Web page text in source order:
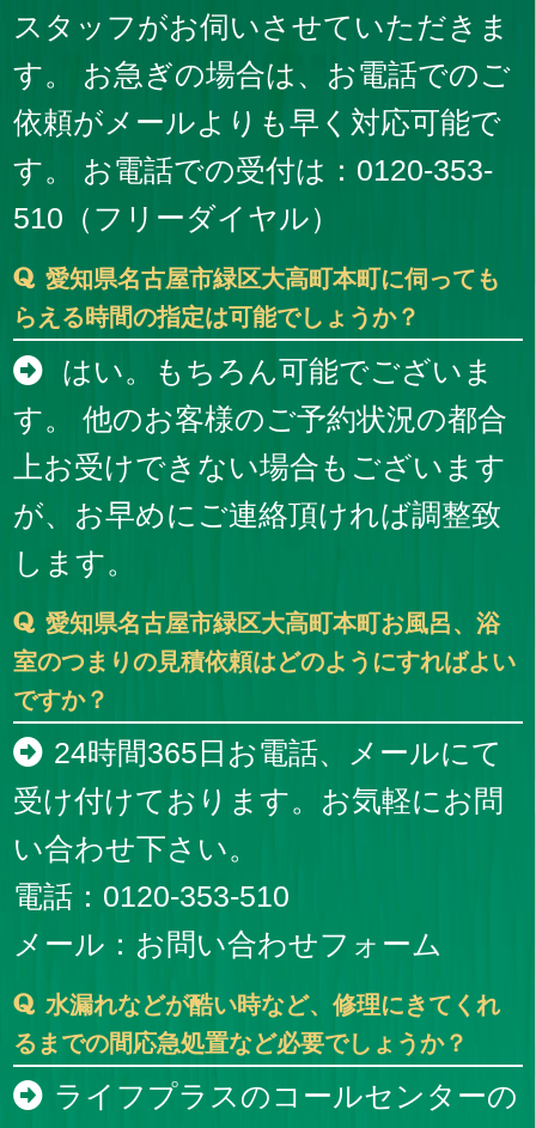
スタッフがお伺いさせていただきま
す。 お急ぎの場合は、お電話でのご
依頼がメールよりも早く対応可能で
す。 お電話での受付は：0120-353-
510（フリーダイヤル）
愛知県名古屋市緑区大高町本町に伺っても
らえる時間の指定は可能でしょうか？
はい。もちろん可能でございま
す。 他のお客様のご予約状況の都合
上お受けできない場合もございます
が、お早めにご連絡頂ければ調整致
します。
愛知県名古屋市緑区大高町本町お風呂、浴
室のつまりの見積依頼はどのようにすればよい
ですか？
24時間365日お電話、メールにて
受け付けております。お気軽にお問
い合わせ下さい。
電話：0120-353-510
メール： お問い合わせフォーム
水漏れなどが酷い時など、修理にきてくれ
るまでの間応急処置など必要でしょうか？
ライフプラスのコールセンターの